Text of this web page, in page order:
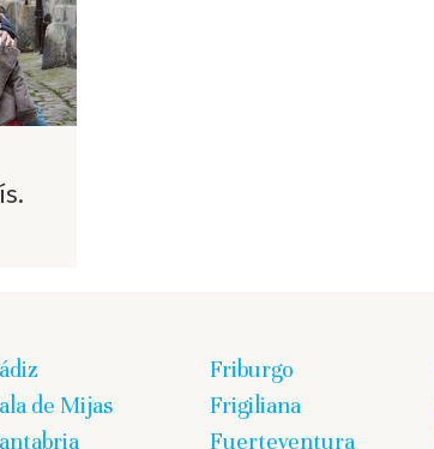
de Mijas
Friburgo
Frigiliana
Fuerteventura